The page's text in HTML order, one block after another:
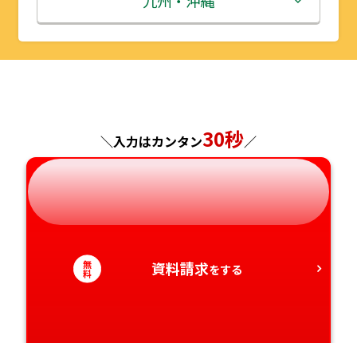
山形県
千葉県
神奈川県
福井県
岐阜県
静岡県
愛知県
京都府
兵庫県
奈良県
和歌山県
島根県
広島県
山口県
徳島県
香川県
福岡県
長崎県
熊本県
大分県
宮崎県
＼入力はカンタン30秒／
無
料 資料請求をする